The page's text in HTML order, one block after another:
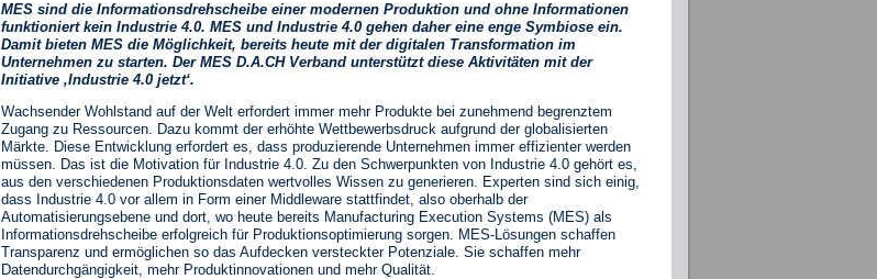
MES sind die Informationsdrehscheibe einer modernen Produktion und ohne Informationen
funktioniert kein Industrie 4.0. MES und Industrie 4.0 gehen daher eine enge Symbiose ein.
Damit bieten MES die Möglichkeit, bereits heute mit der digitalen Transformation im
Unternehmen zu starten. Der MES D.A.CH Verband unterstützt diese Aktivitäten mit der
Initiative ‚Industrie 4.0 jetzt‘.
Wachsender Wohlstand auf der Welt erfordert immer mehr Produkte bei zunehmend begrenztem
Zugang zu Ressourcen. Dazu kommt der erhöhte Wettbewerbsdruck aufgrund der globalisierten
Märkte. Diese Entwicklung erfordert es, dass produzierende Unternehmen immer effizienter werden
müssen. Das ist die Motivation für Industrie 4.0. Zu den Schwerpunkten von Industrie 4.0 gehört es,
aus den verschiedenen Produktionsdaten wertvolles Wissen zu generieren. Experten sind sich einig,
dass Industrie 4.0 vor allem in Form einer Middleware stattfindet, also oberhalb der
Automatisierungsebene und dort, wo heute bereits Manufacturing Execution Systems (MES) als
Informationsdrehscheibe erfolgreich für Produktionsoptimierung sorgen. MES-Lösungen schaffen
Transparenz und ermöglichen so das Aufdecken versteckter Potenziale. Sie schaffen mehr
Datendurchgängigkeit, mehr Produktinnovationen und mehr Qualität.